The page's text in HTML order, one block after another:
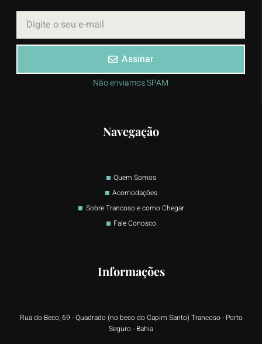
Assinar
Não enviamos SPAM
Navegação
Quem Somos
Acomodações
Sobre Trancoso e como Chegar
Fale Conosco
Informações
Rua do Beco, 69 - Quadrado (no beco do Capim Santo) Trancoso - Porto
Seguro - Bahia